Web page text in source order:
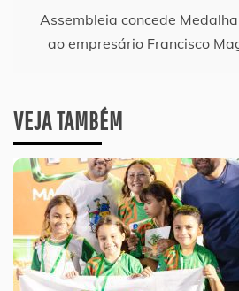
Assembleia concede
ao empresário Francisco
VEJA TAMBÉM